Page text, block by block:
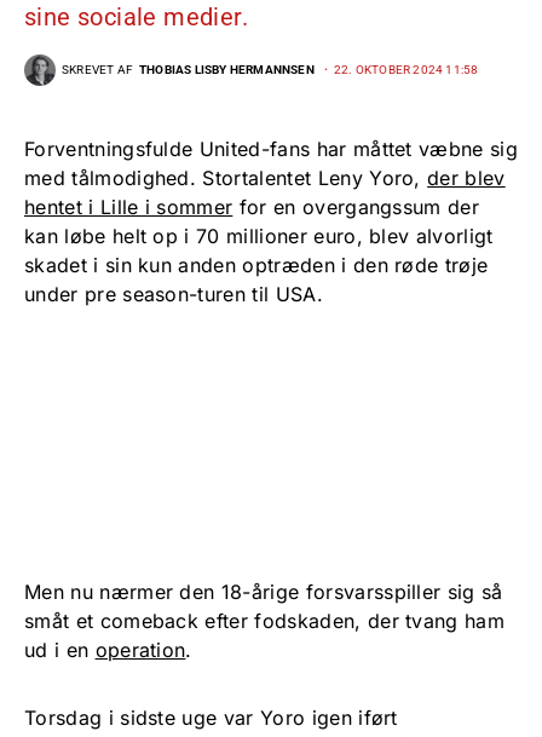
sine sociale medier.
SKREVET AF THOBIAS LISBY HERMANNSEN 22. OKTOBER 2024 11:58
Forventningsfulde United-fans har måttet væbne sig
med tålmodighed. Stortalentet Leny Yoro,der blev
hentet i Lille i sommer for en overgangssum der
kan løbe helt op i 70 millioner euro, blev alvorligt
skadet i sin kun anden optræden i den røde trøje
under pre season-turen til USA.
Men nu nærmer den 18-årige forsvarsspiller sig så
småt et comeback efter fodskaden, der tvang ham
ud i en operation.
Torsdag i sidste uge var Yoro igen iført